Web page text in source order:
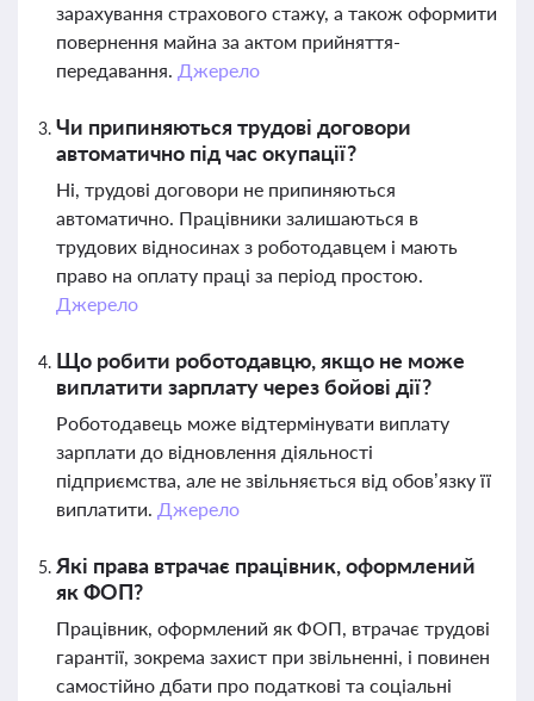
зарахування страхового стажу, а також оформити
повернення майна за актом прийняття-
передавання. Джерело
Чи припиняються трудові договори
автоматично під час окупації?
Ні, трудові договори не припиняються
автоматично. Працівники залишаються в
трудових відносинах з роботодавцем і мають
право на оплату праці за період простою.
Джерело
Що робити роботодавцю, якщо не може
виплатити зарплату через бойові дії?
Роботодавець може відтермінувати виплату
зарплати до відновлення діяльності
підприємства, але не звільняється від обов’язку її
виплатити. Джерело
Які права втрачає працівник, оформлений
як ФОП?
Працівник, оформлений як ФОП, втрачає трудові
гарантії, зокрема захист при звільненні, і повинен
самостійно дбати про податкові та соціальні